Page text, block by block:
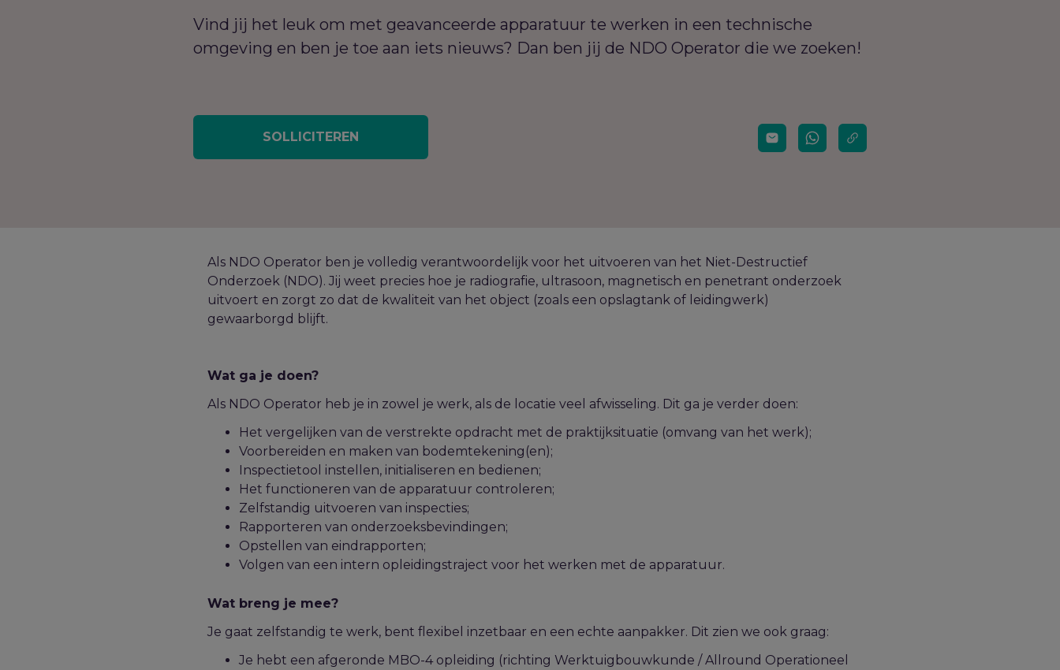
Vind jij het leuk om met geavanceerde apparatuur te werken in een technische
omgeving en ben je toe aan iets nieuws? Dan ben jij de NDO Operator die we zoeken!
SOLLICITEREN
Als NDO Operator ben je volledig verantwoordelijk voor het uitvoeren van het Niet-Destructief
Onderzoek (NDO). Jij weet precies hoe je radiografie, ultrasoon, magnetisch en penetrant onderzoek
uitvoert en zorgt zo dat de kwaliteit van het object (zoals een opslagtank of leidingwerk)
gewaarborgd blijft.
Wat ga je doen?
Als NDO Operator heb je in zowel je werk, als de locatie veel afwisseling. Dit ga je verder doen:
Het vergelijken van de verstrekte opdracht met de praktijksituatie (omvang van het werk);
Voorbereiden en maken van bodemtekening(en);
Inspectietool instellen, initialiseren en bedienen;
Het functioneren van de apparatuur controleren;
Zelfstandig uitvoeren van inspecties;
Rapporteren van onderzoeksbevindingen;
Opstellen van eindrapporten;
Volgen van een intern opleidingstraject voor het werken met de apparatuur.
Wat breng je mee?
Je gaat zelfstandig te werk, bent flexibel inzetbaar en een echte aanpakker. Dit zien we ook graag:
Je hebt een afgeronde MBO-4 opleiding (richting Werktuigbouwkunde / Allround Operationeel